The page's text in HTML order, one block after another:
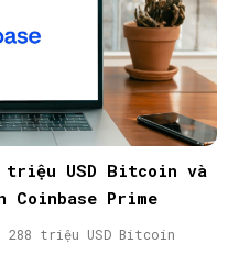
triệu USD Bitcoin và
Prime
288 triệu USD Bitcoin